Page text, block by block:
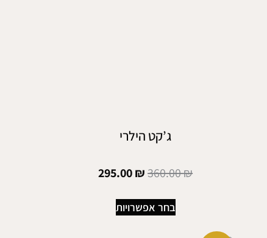
ג’קט הילרי
360.00₪
295.00₪
בחר אפשרויות